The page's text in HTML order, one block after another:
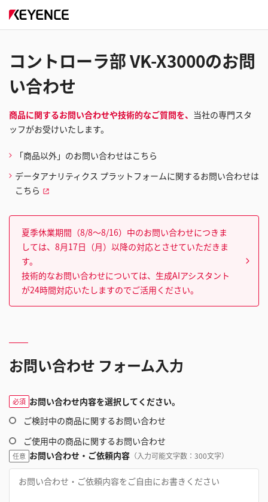
コントローラ部 VK-X3000のお問
い合わせ
商品に関するお問い合わせや技術的なご質問を、 当社の専門スタ
ッフがお受けいたします。
「商品以外」のお問い合わせはこちら
データアナリティクス プラットフォームに関するお問い合わせは
こちら
夏季休業期間（8/8～8/16）中のお問い合わせにつきま
しては、8月17日（月）以降の対応とさせていただきま
す。
技術的なお問い合わせについては、生成AIアシスタント
が24時間対応いたしますのでご活用ください。
お問い合わせ フォーム入力
必須 お問い合わせ内容を選択してください。
ご検討中の商品に関するお問い合わせ
ご使用中の商品に関するお問い合わせ
任意 お問い合わせ・ご依頼内容 （入力可能文字数：300文字）